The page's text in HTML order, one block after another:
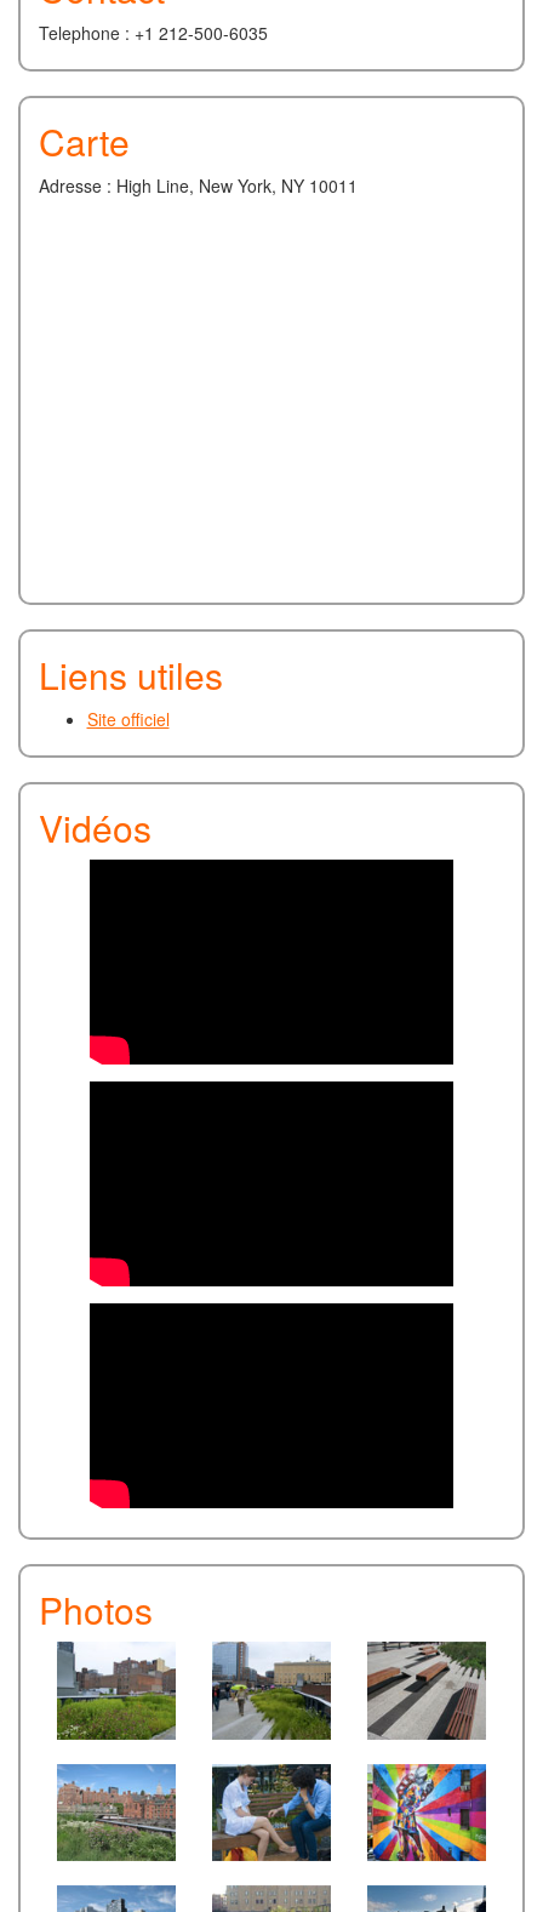
Telephone : +1 212-500-6035
Carte
Adresse : High Line, New York, NY 10011
Liens utiles
Site officiel
Vidéos
Photos